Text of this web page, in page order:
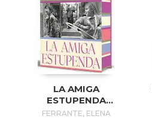
LA AMIGA
ESTUPENDA
(EDICIÓN ESPECIAL
FERRANTE, ELENA